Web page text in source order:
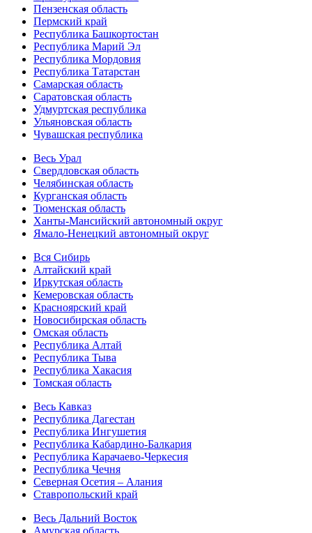
Пензенская область
Пермский край
Республика Башкортостан
Республика Марий Эл
Республика Мордовия
Республика Татарстан
Самарская область
Саратовская область
Удмуртская республика
Ульяновская область
Чувашская республика
Весь Урал
Свердловская область
Челябинская область
Курганская область
Тюменская область
Ханты-Мансийский автономный округ
Ямало-Ненецкий автономный округ
Вся Сибирь
Алтайский край
Иркутская область
Кемеровская область
Красноярский край
Новосибирская область
Омская область
Республика Алтай
Республика Тыва
Республика Хакасия
Томская область
Весь Кавказ
Республика Дагестан
Республика Ингушетия
Республика Кабардино-Балкария
Республика Карачаево-Черкесия
Республика Чечня
Северная Осетия – Алания
Ставропольский край
Весь Дальний Восток
Амурская область